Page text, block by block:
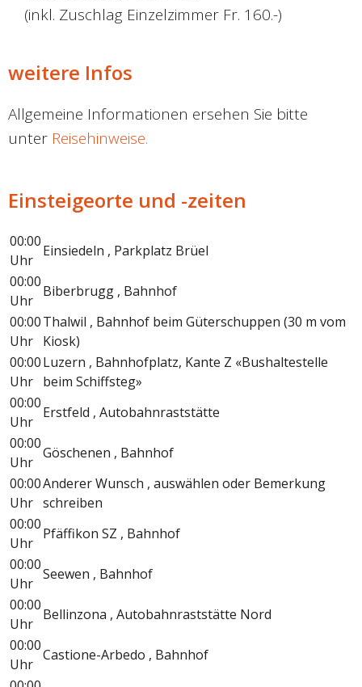
(inkl. Zuschlag Einzelzimmer Fr. 160.-)
weitere Infos
Allgemeine Informationen ersehen Sie bitte
unter Reisehinweise.
Einsteigeorte und -zeiten
00:00
Uhr
Einsiedeln , Parkplatz Brüel
00:00
Uhr
Biberbrugg , Bahnhof
00:00
Uhr
Thalwil , Bahnhof beim Güterschuppen (30 m vom
Kiosk)
00:00
Uhr
Luzern , Bahnhofplatz, Kante Z «Bushaltestelle
beim Schiffsteg»
00:00
Uhr
Erstfeld , Autobahnraststätte
00:00
Uhr
Göschenen , Bahnhof
00:00
Uhr
Anderer Wunsch , auswählen oder Bemerkung
schreiben
00:00
Uhr
Pfäffikon SZ , Bahnhof
00:00
Uhr
Seewen , Bahnhof
00:00
Uhr
Bellinzona , Autobahnraststätte Nord
00:00
Uhr
Castione-Arbedo , Bahnhof